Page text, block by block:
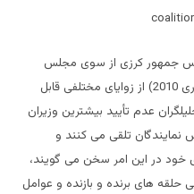
جمهور کرزی از سوی مجلس
نمایند گان(12جدی1388 برابربا دوم جنوری 2010) از زوایای مختلفی قابل
عدم تأیید بیشترین وزیران
نمایندگان تلقی می کنند و
خود در این امر سخن می گویند،
های برنده و بازنده و عوامل